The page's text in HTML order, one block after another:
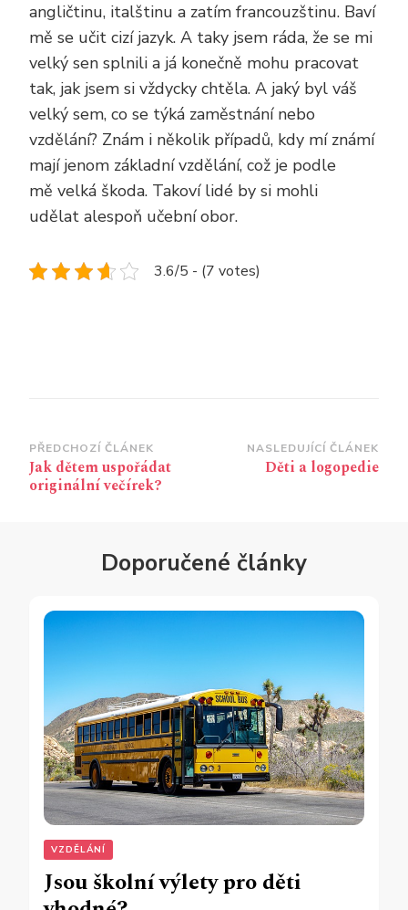
angličtinu, italštinu a zatím francouzštinu. Baví
mě se učit cizí jazyk. A taky jsem ráda, že se mi
velký sen splnili a já konečně mohu pracovat
tak, jak jsem si vždycky chtěla. A jaký byl váš
velký sem, co se týká zaměstnání nebo
vzdělání? Znám i několik případů, kdy mí známí
mají jenom základní vzdělání, což je podle
mě velká škoda. Takoví lidé by si mohli
udělat alespoň učební obor.
3.6/5 - (7 votes)
Navigace
příspěvku
PŘEDCHOZÍ ČLÁNEK
Jak dětem uspořádat
originální večírek?
NASLEDUJÍCÍ ČLÁNEK
Děti a logopedie
Doporučené články
VZDĚLÁNÍ
Jsou školní výlety pro děti